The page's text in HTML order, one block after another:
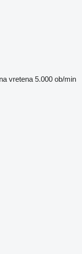
vretena 5.000 ob/min